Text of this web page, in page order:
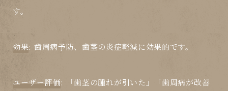
す。
効果: 歯周病予防、歯茎の炎症軽減に効果的です。
ユーザー評価: 「歯茎の腫れが引いた」「歯周病が改善